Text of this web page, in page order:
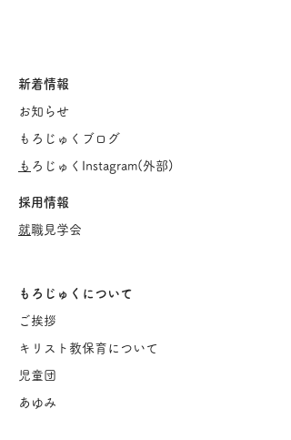
新着情報
お知らせ
もろじゅくブログ
​ もろじゅくInstagram( 外部)
採用情報
​就職見学会
もろじゅくについて
ご挨拶
キリスト教保育について
児童団
あゆみ